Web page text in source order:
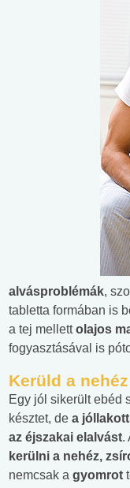
alvásproblémák,
tabletta formában is
a tej mellettolajos
fogyasztásával is
Kerüld a
Egy jól sikerült ebéd
késztet, de a
az éjszakai elalvást.
kerülni a nehéz,
nemcsak a gyomrot